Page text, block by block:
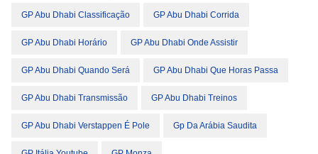
GP Abu Dhabi Classificação GP Abu Dhabi Corrida
GP Abu Dhabi Horário GP Abu Dhabi Onde Assistir
GP Abu Dhabi Quando Será GP Abu Dhabi Que Horas Passa
GP Abu Dhabi Transmissão GP Abu Dhabi Treinos
GP Abu Dhabi Verstappen É Pole Gp Da Arábia Saudita